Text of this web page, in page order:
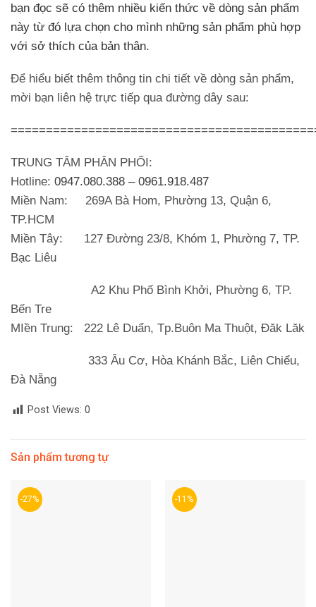
bạn đọc sẽ có thêm nhiều kiến thức về dòng sản phẩm
này từ đó lựa chọn cho mình những sản phẩm phù hợp
với sở thích của bản thân.
Để hiểu biết thêm thông tin chi tiết về dòng sản phẩm,
mời bạn liên hệ trực tiếp qua đường dây sau:
TRUNG TÂM PHÂN PHỐI:
Hotline: 0947.080.388 – 0961.918.487
Miền Nam: 269A Bà Hom, Phường 13, Quận 6,
TP.HCM
Miền Tây: 127 Đường 23/8, Khóm 1, Phường 7, TP.
Bạc Liêu
A2 Khu Phố Bình Khởi, Phường 6, TP.
Bến Tre
MIền Trung: 222 Lê Duẩn, Tp.Buôn Ma Thuột, Đăk Lăk
333 Âu Cơ, Hòa Khánh Bắc, Liên Chiểu,
Đà Nẵng
Post Views: 0
Sản phẩm tương tự
-27% -11%